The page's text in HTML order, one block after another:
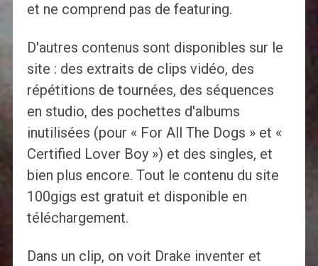
et ne comprend pas de featuring.
D'autres contenus sont disponibles sur le
site : des extraits de clips vidéo, des
répétitions de tournées, des séquences
en studio, des pochettes d'albums
inutilisées (pour « For All The Dogs » et «
Certified Lover Boy ») et des singles, et
bien plus encore. Tout le contenu du site
100gigs est gratuit et disponible en
téléchargement.
Dans un clip, on voit Drake inventer et